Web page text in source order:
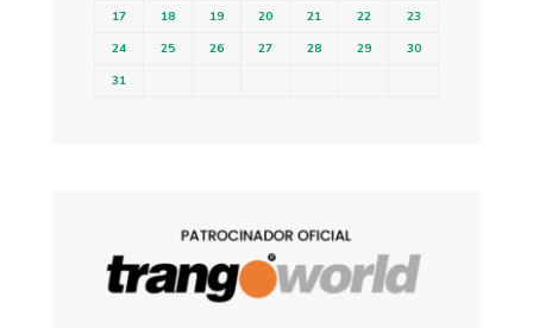
17
18 19 20 21 22
23
24
25 26 27 28 29
30
31